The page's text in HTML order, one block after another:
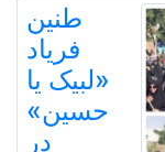
طنین
فریاد
«لبیک یا
حسین»
در